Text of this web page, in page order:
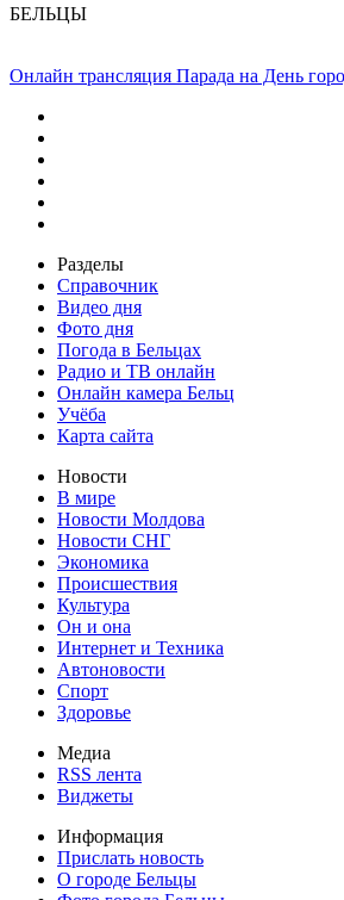
БЕЛЬЦЫ
Онлайн трансляция Парада на День
Разделы
Справочник
Видео дня
Фото дня
Погода в Бельцах
Радио и ТВ онлайн
Онлайн камера Бельц
Учёба
Карта сайта
Новости
В мире
Новости Молдова
Новости СНГ
Экономика
Происшествия
Культура
Он и она
Интернет и Техника
Автоновости
Спорт
Здоровье
Медиа
RSS лента
Виджеты
Информация
Прислать новость
О городе Бельцы